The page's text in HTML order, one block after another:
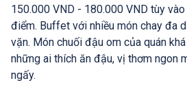
150.000 VND - 180.000 VND tùy
điểm. Buffet với nhiều món chay đa
vặn. Món chuối đậu om của quán
những ai thích ăn đậu, vị thơm ngon
ngấy.